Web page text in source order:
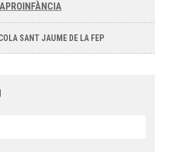
SANT JAUME DE LA FEP